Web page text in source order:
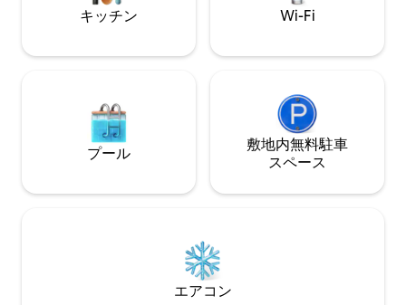
な環境を求めるカ
お一人での旅行者
キッチン Wi-Fi
プール
敷地内無料駐⁠車
ス⁠ペ⁠ー⁠ス
エアコン